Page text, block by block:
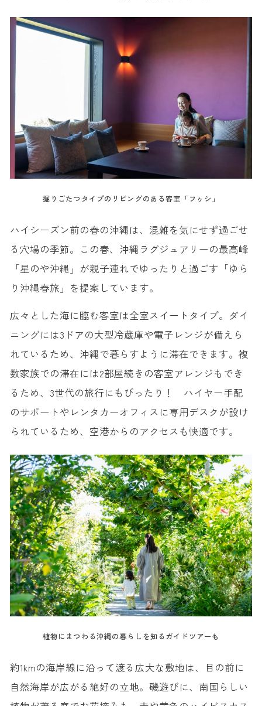
掘りごたつタイプのリビングのある客室「フゥシ」
ハイシーズン前の春の沖縄は、混雑を気にせず過ごせ
る穴場の季節。この春、沖縄ラグジュアリーの最高峰
「星のや沖縄」が親子連れでゆったりと過ごす「ゆら
り沖縄春旅」を提案しています。
広々とした海に臨む客室は全室スイートタイプ。ダイ
ニングには3ドアの大型冷蔵庫や電子レンジが備えら
れているため、沖縄で暮らすように滞在できます。複
数家族での滞在には2部屋続きの客室アレンジもでき
るため、3世代の旅行にもぴったり！ ハイヤー手配
のサポートやレンタカーオフィスに専用デスクが設け
られているため、空港からのアクセスも快適です。
植物にまつわる沖縄の暮らしを知るガイドツアーも
約1kmの海岸線に沿って渡る広大な敷地は、目の前に
自然海岸が広がる絶好の立地。磯遊びに、南国らしい